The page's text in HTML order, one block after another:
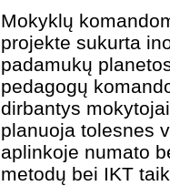
Mokyklų
projekte sukurta
padamukų
pedagogų
dirbantys
planuoja tolesnes
aplinkoje numato
metodų bei IKT